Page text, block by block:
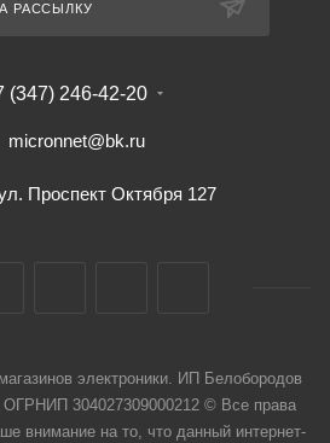
РАССЫЛКУ
(347) 246-42-20
micronnet@bk.ru
Проспект Октября 127
электроники. ИП Белобородов
304027309000212 © Все права
внимание на то, что данный интернет-